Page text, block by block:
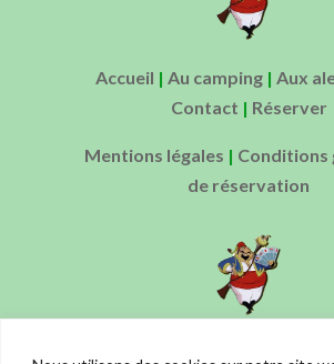
Accueil | Au camping | Aux
Contact | Réserver
Mentions légales | Conditions
de réservation